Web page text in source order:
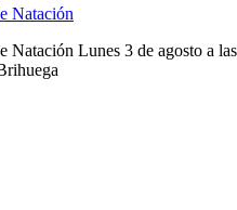
Natación
Lunes 3 de agosto a las